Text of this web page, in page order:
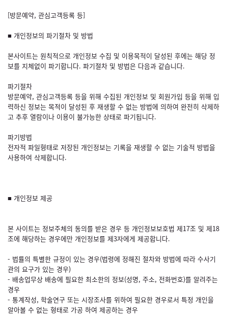
[방문예약, 관심고객등록 등]
■ 개인정보의 파기절차 및 방법
본사이트는 원칙적으로 개인정보 수집 및 이용목적이 달성된 후에는 해당 정
보를 지체없이 파기합니다. 파기절차 및 방법은 다음과 같습니다.
파기절차
방문예약, 관심고객등록 등을 위해 수집된 개인정보 및 회원가입 등을 위해 입
력하신 정보는 목적이 달성된 후 재생할 수 없는 방법에 의하여 완전히 삭제하
고 추후 열람이나 이용이 불가능한 상태로 파기됩니다.
파기방법
전자적 파일형태로 저장된 개인정보는 기록을 재생할 수 없는 기술적 방법을
사용하여 삭제합니다.
■ 개인정보 제공
본 사이트는 정보주체의 동의를 받은 경우 등 개인정보보호법 제17조 및 제18
조에 해당하는 경우에만 개인정보를 제3자에게 제공합니다.
- 법률의 특별한 규정이 있는 경우(법령에 정해진 절차와 방법에 따라 수사기
관의 요구가 있는 경우)
- 배송업무상 배송에 필요한 최소한의 정보(성명, 주소, 전화번호)를 알려주는
경우
- 통계작성, 학술연구 또는 시장조사를 위하여 필요한 경우로서 특정 개인을
알아볼 수 없는 형태로 가공 하여 제공하는 경우